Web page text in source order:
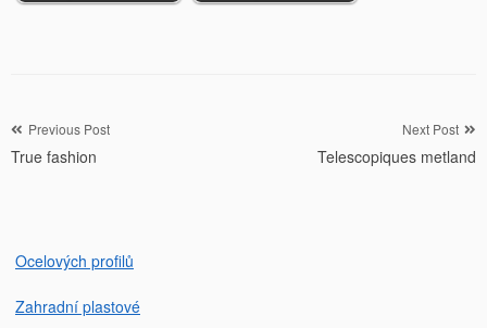
Navigation
de
Previous Post
True fashion
Next Post
Telescopiques metland
Ocelových profilů
Zahradní plastové